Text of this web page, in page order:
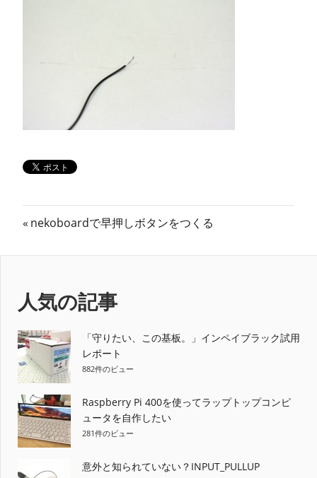
マ
ン
投
稿
ビ
ゲ
ー
シ
ョ
ン
前
nekoboardで早押しボタンをつくる
人気の記事
「守りたい、この基板。」インペイブラック試用
レポート
882件のビュー
Raspberry Pi 400を使ってラップトップコンピ
ュータを自作したい
281件のビュー
意外と知られていない？INPUT_PULLUP